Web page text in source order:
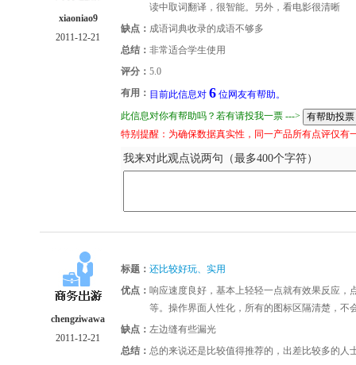
xiaoniao9
2011-12-21
读中取词翻译，很智能。另外，看电影很清晰
缺点： 成语词典收录的成语不够多
总结： 非常适合学生使用
评分： 5.0
有用： 目前此信息对 6 位网友有帮助。
此信息对你有帮助吗？若有请投我一票 --->
特别提醒：为确保数据真实性，同一产品所有点评仅有
我来对此观点说两句（最多400个字符）
chengziwawa
2011-12-21
标题： 还比较好玩、实用
优点： 响应速度良好，基本上轻轻一点就有效果反应
等。操作界面人性化，所有的图标区隔清楚，
缺点： 左边缝有些漏光
总结： 总的来说还是比较值得推荐的，出差比较多的人